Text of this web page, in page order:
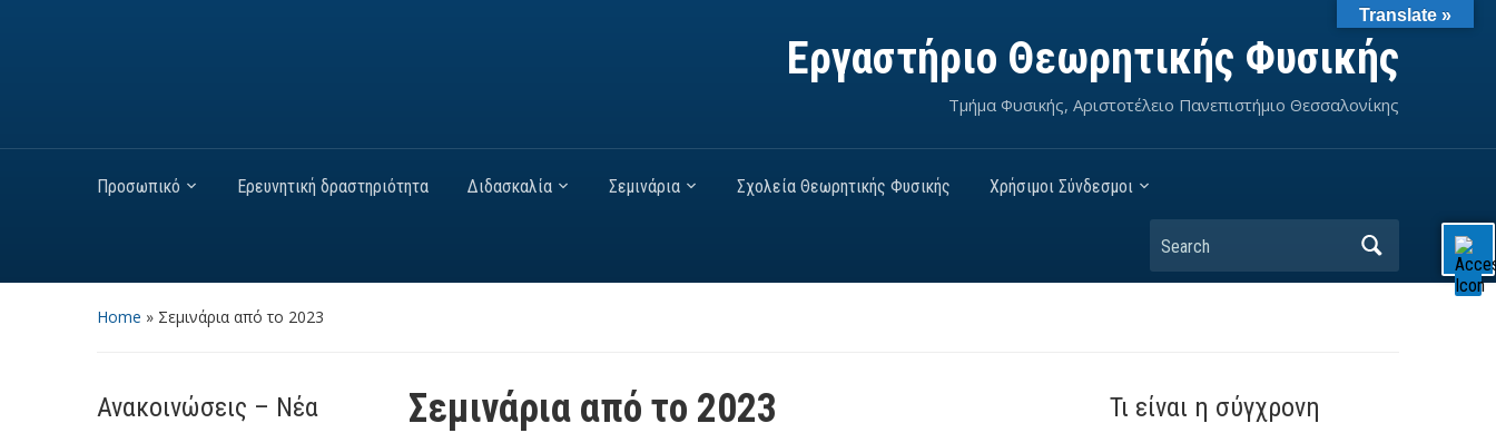
Εργαστήριο Θεωρητικής Φυσικής
Τμήμα Φυσικής, Αριστοτέλειο Πανεπιστήμιο Θεσσαλονίκης
Προσωπικό Ερευνητική δραστηριότητα Διδασκαλία Σεμινάρια Σχολεία Θεωρητικής Φυσικής Χρήσιμοι Σύνδεσμοι
Search
Home » Σεμινάρια από το 2023
Ανακοινώσεις – Νέα Σεμινάρια από το 2023
Τι είναι η σύγχρονη
Translate »